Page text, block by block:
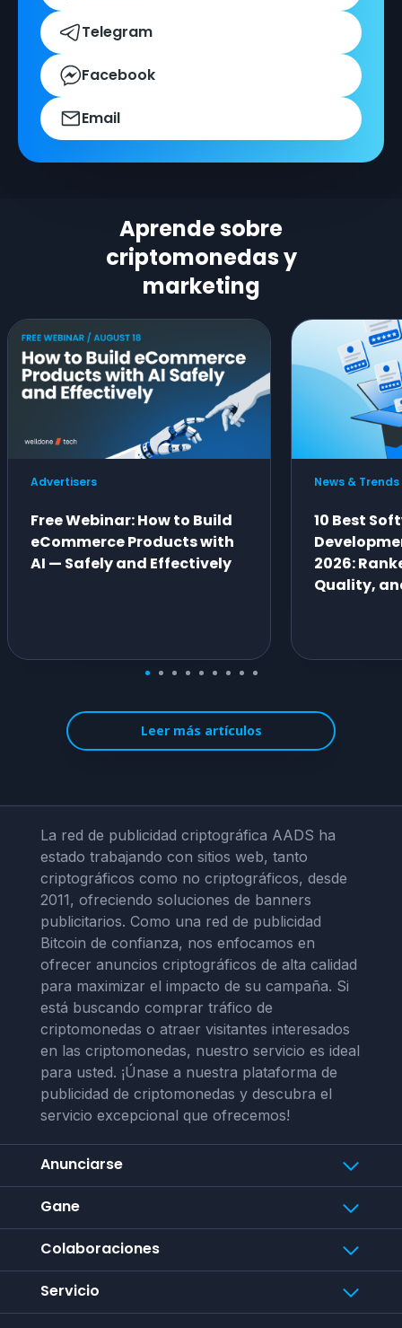
Telegram
Facebook
Email
Aprende sobre
criptomonedas y
marketing
Advertisers
Free Webinar: How to Build
eCommerce Products with
AI — Safely and Effectively
News & Trends
10 Best
2026:
Quality,
Leer más artículos
La red de publicidad criptográfica AADS ha
estado trabajando con sitios web, tanto
criptográficos como no criptográficos, desde
2011, ofreciendo soluciones de banners
publicitarios. Como una red de publicidad
Bitcoin de confianza, nos enfocamos en
ofrecer anuncios criptográficos de alta calidad
para maximizar el impacto de su campaña. Si
está buscando comprar tráfico de
criptomonedas o atraer visitantes interesados
en las criptomonedas, nuestro servicio es ideal
para usted. ¡Únase a nuestra plataforma de
publicidad de criptomonedas y descubra el
servicio excepcional que ofrecemos!
Anunciarse
Gane
Colaboraciones
Servicio